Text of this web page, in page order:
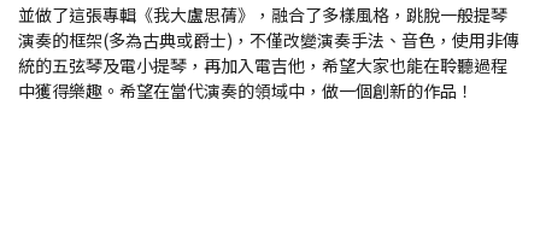
並做了這張專輯《我大盧思蒨》，融合了多樣風格，跳脫一般提琴
演奏的框架(多為古典或爵士)，不僅改變演奏手法、音色，使用非傳
統的五弦琴及電小提琴，再加入電吉他，希望大家也能在聆聽過程
中獲得樂趣。希望在當代演奏的領域中，做一個創新的作品！